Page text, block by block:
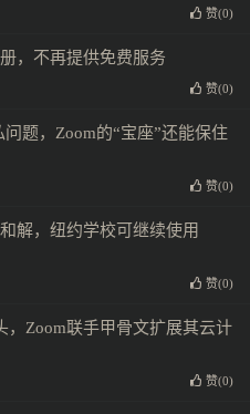
赞(0)
，不再提供免费服务
赞(0)
题，Zoom的“宝座”还能保住
赞(0)
解，纽约学校可继续使用
赞(0)
，Zoom联手甲骨文扩展其云计
赞(0)